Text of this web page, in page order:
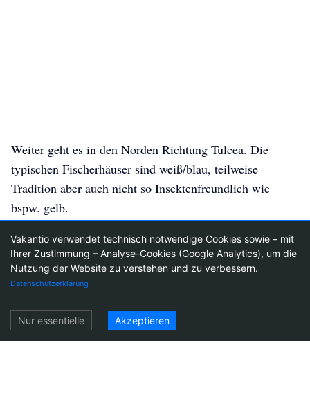
Weiter geht es in den Norden Richtung Tulcea. Die
typischen Fischerhäuser sind weiß/blau, teilweise
Tradition aber auch nicht so Insektenfreundlich wie
bspw. gelb.
Vakantio verwendet technisch notwendige Cookies sowie – mit
Ihrer Zustimmung – Analyse-Cookies (Google Analytics), um die
Nutzung der Website zu verstehen und zu verbessern.
Datenschutzerklärung
Nur essentielle Akzeptieren